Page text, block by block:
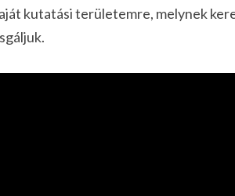
kutatási területemre, melynek